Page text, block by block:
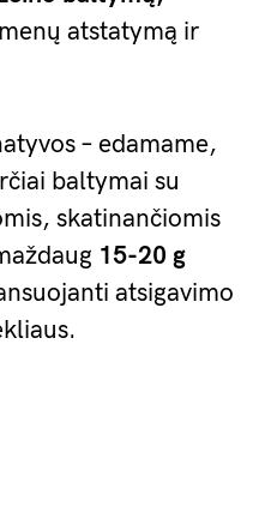
atstatymą ir
– edamame,
baltymai su
skatinančiomis
15-20 g
atsigavimo